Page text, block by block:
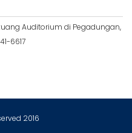
Auditorium di Pegadungan,
6617
2016